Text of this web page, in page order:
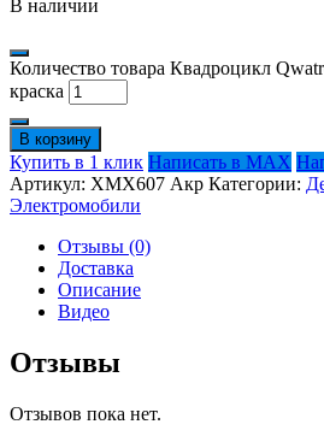
В наличии
Количество товара Квадроцикл
краска
В корзину
Купить в 1 клик Написать в MAX
Артикул: ХМХ607 Акр Категории:
Электромобили
Отзывы (0)
Доставка
Описание
Видео
Отзывы
Отзывов пока нет.